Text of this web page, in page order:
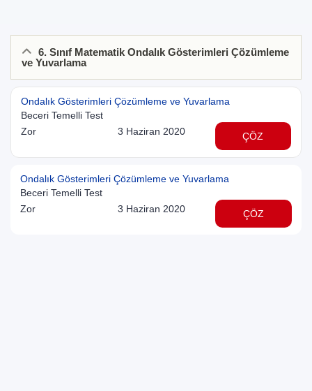
6. Sınıf Matematik Ondalık Gösterimleri Çözümleme
ve Yuvarlama
Ondalık Gösterimleri Çözümleme ve Yuvarlama
Beceri Temelli Test
Zor
3 Haziran 2020 ÇÖZ
Ondalık Gösterimleri Çözümleme ve Yuvarlama
Beceri Temelli Test
Zor
3 Haziran 2020 ÇÖZ